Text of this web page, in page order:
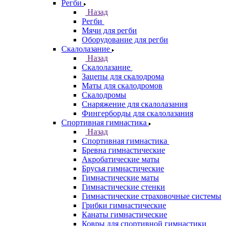
Регби
Назад
Регби
Мячи для регби
Оборудование для регби
Скалолазание
Назад
Скалолазание
Зацепы для скалодрома
Маты для скалодромов
Скалодромы
Снаряжение для скалолазания
Фингерборды для скалолазания
Спортивная гимнастика
Назад
Спортивная гимнастика
Бревна гимнастические
Акробатические маты
Брусья гимнастические
Гимнастические маты
Гимнастические стенки
Гимнастические страховочные системы
Грибки гимнастические
Канаты гимнастические
Ковры для спортивной гимнастики